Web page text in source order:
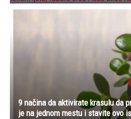
9 načina da aktivirate krasulu da
je na jednom mestu i stavite ovo